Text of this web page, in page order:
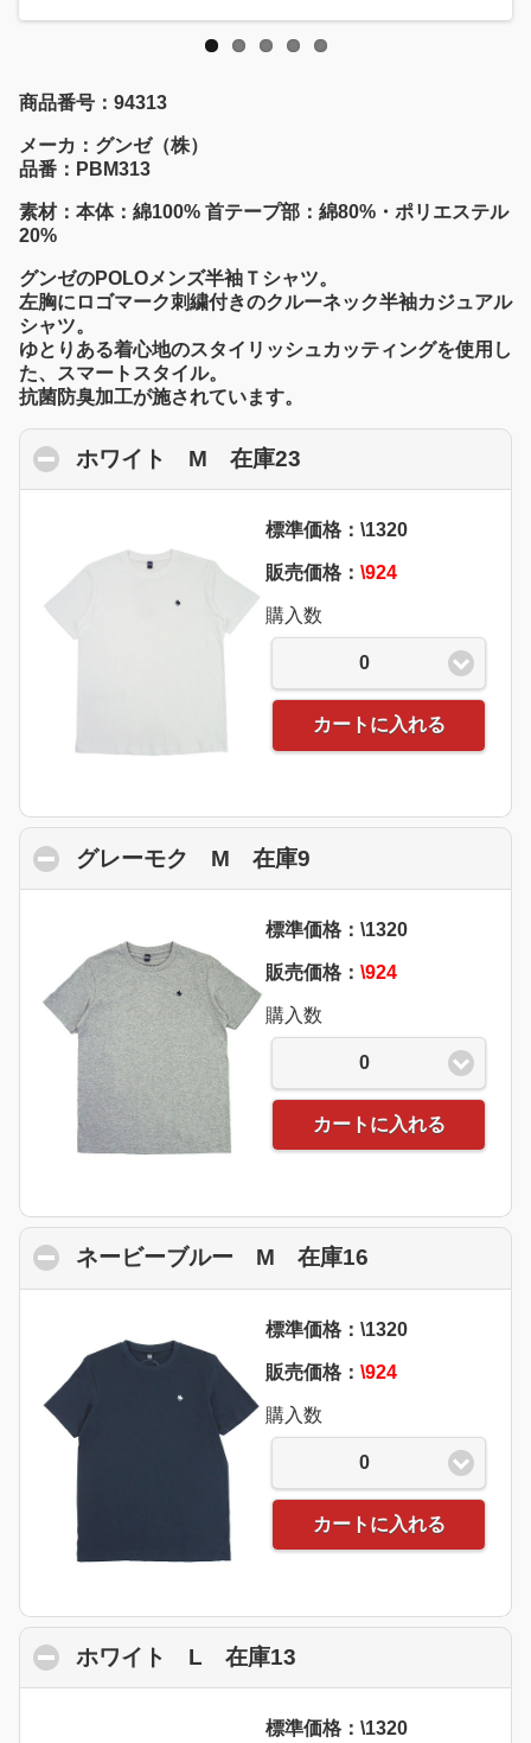
商品番号：94313
メーカ：グンゼ（株）
品番：PBM313
素材：本体：綿100% 首テープ部：綿80%・ポリエステル
20%
グンゼのPOLOメンズ半袖Ｔシャツ。
左胸にロゴマーク刺繍付きのクルーネック半袖カジュアル
シャツ。
ゆとりある着心地のスタイリッシュカッティングを使用し
た、スマートスタイル。
抗菌防臭加工が施されています。
ホワイト M 在庫23
標準価格：\1320
販売価格： \924
購入数
0
カートに入れる
グレーモク M 在庫9
標準価格：\1320
販売価格： \924
購入数
0
カートに入れる
ネービーブルー M 在庫16
標準価格：\1320
販売価格： \924
購入数
0
カートに入れる
ホワイト L 在庫13
標準価格：\1320